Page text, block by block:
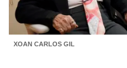
XOAN CARLOS GIL